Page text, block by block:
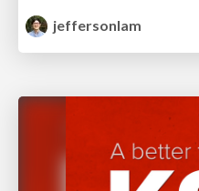
jeffersonlam